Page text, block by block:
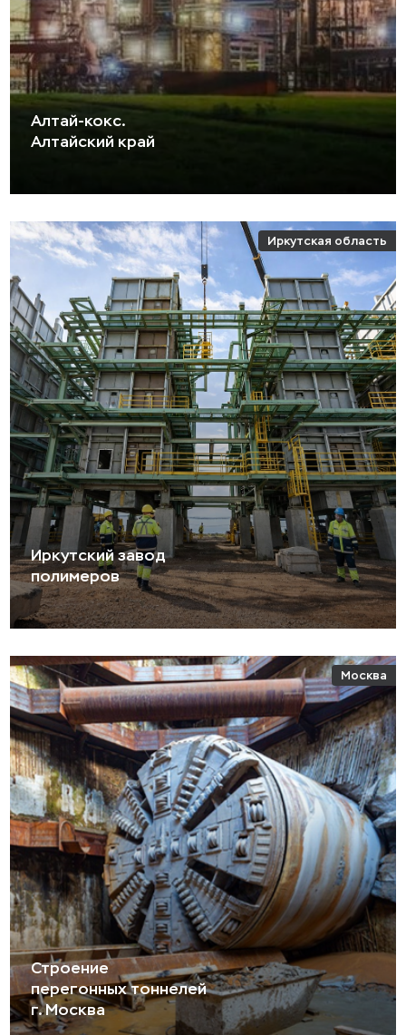
Алтай-кокс.
Алтайский край
Иркутская область
Иркутский завод
полимеров
Москва
Строение
перегонных тоннелей
г. Москва